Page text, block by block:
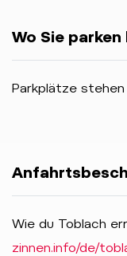
Wo Sie parken
Parkplätze
Wie du Toblach
zinnen.info/de/